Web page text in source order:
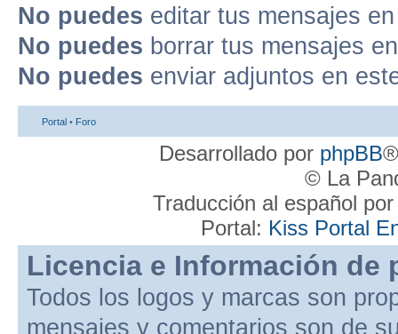
No puedes editar tus mensajes
No puedes borrar tus mensajes
No puedes enviar adjuntos en
Portal • Foro
Desarrollado por phpBB
© La
Traducción al español
Portal: Kiss Portal
Licencia e Información de
Todos los logos y marcas son
mensajes y comentarios son de